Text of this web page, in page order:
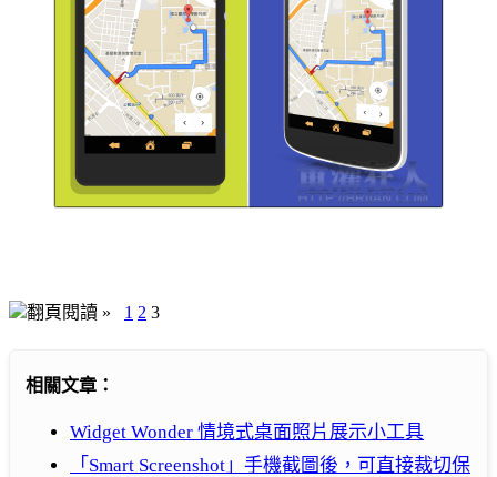
翻頁閱讀 » 1 2 3
相關文章：
Widget Wonder 情境式桌面照片展示小工具
「Smart Screenshot」手機截圖後，可直接裁切保